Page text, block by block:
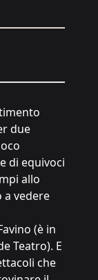
due
di equivoci
allo
a vedere
(è in
Teatro). E
che